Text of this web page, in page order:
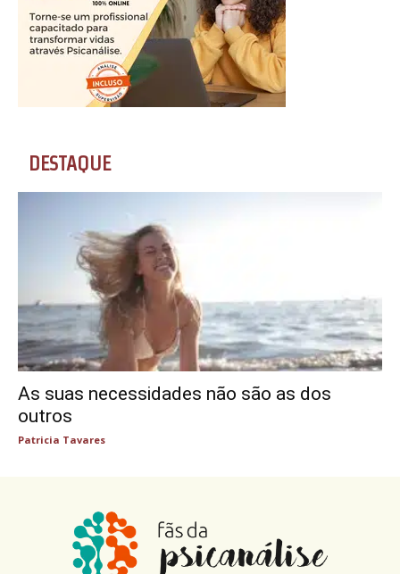
DESTAQUE
As suas necessidades não são as dos
outros
Patricia Tavares